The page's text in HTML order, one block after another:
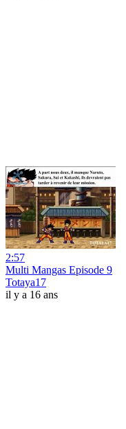
2:57
Multi Mangas Episode 9
Totaya17
il y a 16 ans